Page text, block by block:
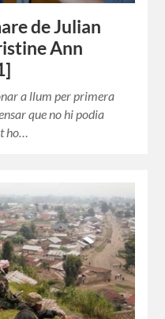
de Julian
Ann
a llum per primera
que no hi podia
ho…